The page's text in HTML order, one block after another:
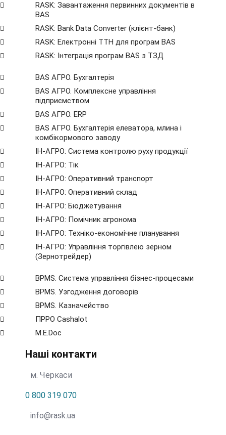
RASK: Завантаження первинних документів в
BAS
RASK: Bank Data Сonverter (клієнт-банк)
RASK: Електронні ТТН для програм BAS
RASK: Інтеграція програм BAS з ТЗД
BAS АГРО. Бухгалтерія
BAS АГРО. Комплексне управління
підприємством
BAS АГРО. ERP
BAS АГРО. Бухгалтерія елеватора, млина і
комбікормового заводу
ІН-АГРО: Система контролю руху продукції
ІН-АГРО: Тік
ІН-АГРО: Оперативний транспорт
ІН-АГРО: Оперативний склад
ІН-АГРО: Бюджетування
ІН-АГРО: Помічник агронома
ІН-АГРО: Техніко-економічне планування
ІН-АГРО: Управління торгівлею зерном
(Зернотрейдер)
BPMS. Система управління бізнес-процесами
BPМS. Узгодження договорів
BPМS. Казначейство
ПРРО Cashalot
M.E.Doc
Наші контакти
м. Черкаси
0 800 319 070
info@rask.ua